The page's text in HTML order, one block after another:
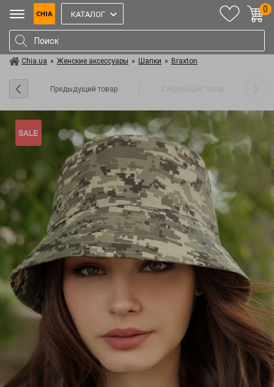
КАТАЛОГ
0
Chia.ua » Женские аксессуары » Шапки » Braxton
Предыдущий товар